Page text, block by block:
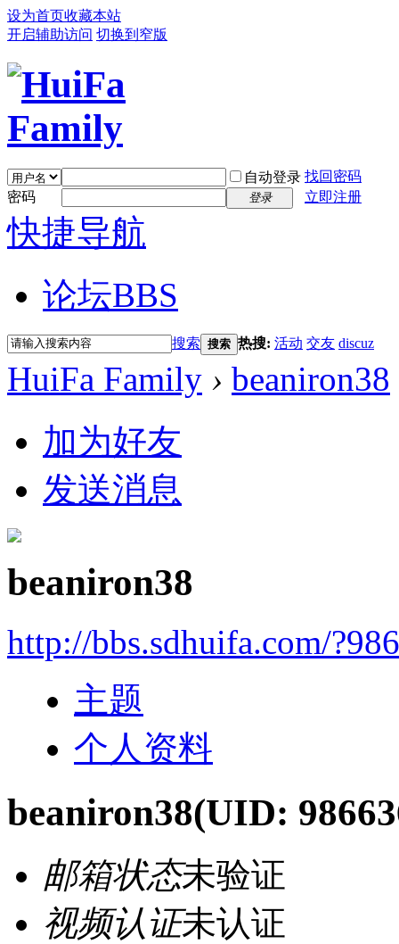
设为首页收藏本站
开启辅助访问 切换到窄版
自动登录 找回密码
密码
登录 立即注册
快捷导航
论坛BBS
搜索 搜索 热搜: 活动 交友 discuz
HuiFa Family › beaniron38
加为好友
发送消息
beaniron38
http://bbs.sdhuifa.com/
主题
个人资料
beaniron38(UID:
邮箱状态未验证
视频认证未认证